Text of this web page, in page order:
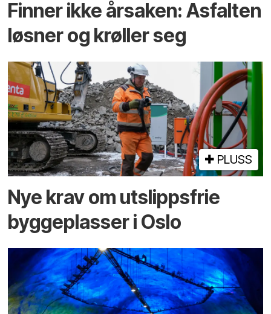
Finner ikke årsaken: Asfalten
løsner og krøller seg
PLUSS
Nye krav om utslippsfrie
byggeplasser i Oslo